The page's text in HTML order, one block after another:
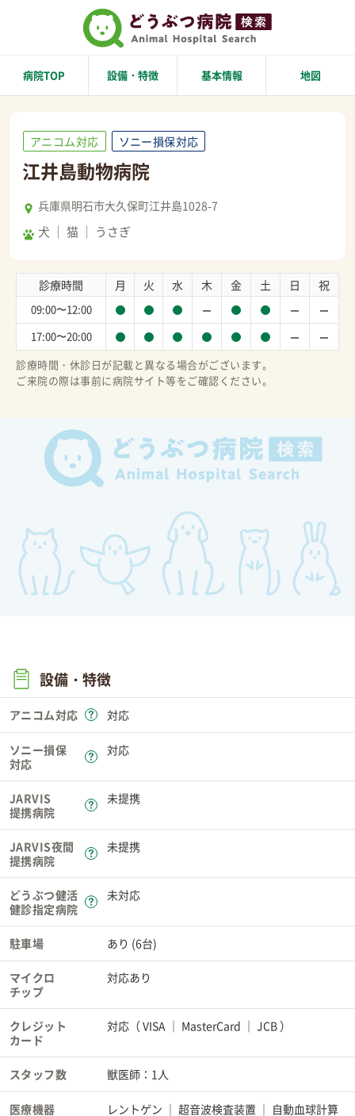
病院TOP 設備・特徴 基本情報 地図
アニコム対応 ソニー損保対応
江井島動物病院
兵庫県明石市大久保町江井島1028-7
犬 猫 うさぎ
診療時間 月 火 水 木 金 土 日 祝
09:00〜12:00
17:00〜20:00
診療時間・休診日が記載と異なる場合がございます。
ご来院の際は事前に病院サイト等をご確認ください。
設備・特徴
アニコム対応 対応
ソニー損保
対応
対応
JARVIS
提携病院
未提携
JARVIS夜間
提携病院
未提携
どうぶつ健活
健診指定病院
未対応
駐車場 あり (6台)
マイクロ
チップ
対応あり
クレジット
カード
対応（VISA MasterCard JCB）
スタッフ数 獣医師：1人
医療機器 レントゲン 超音波検査装置
自動血球計算